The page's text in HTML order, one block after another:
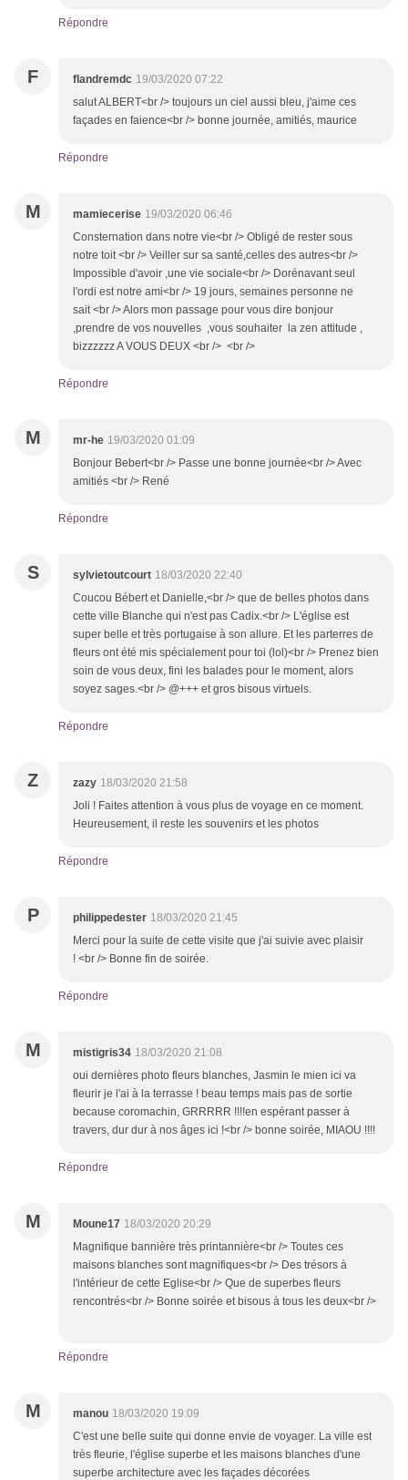
Répondre
F flandremdc 19/03/2020 07:22
salut ALBERT<br /> toujours un ciel aussi bleu, j'aime ces
façades en faience<br /> bonne journée, amitiés, maurice
Répondre
M mamiecerise 19/03/2020 06:46
Consternation dans notre vie<br /> Obligé de rester sous
notre toit <br /> Veiller sur sa santé,celles des autres<br />
Impossible d'avoir ,une vie sociale<br /> Dorénavant seul
l'ordi est notre ami<br /> 19 jours, semaines personne ne
sait <br /> Alors mon passage pour vous dire bonjour
,prendre de vos nouvelles ,vous souhaiter la zen attitude ,
bizzzzzz A VOUS DEUX <br /> <br />
Répondre
M mr-he 19/03/2020 01:09
Bonjour Bebert<br /> Passe une bonne journée<br /> Avec
amitiés <br /> René
Répondre
S sylvietoutcourt 18/03/2020 22:40
Coucou Bébert et Danielle,<br /> que de belles photos dans
cette ville Blanche qui n'est pas Cadix.<br /> L'église est
super belle et très portugaise à son allure. Et les parterres de
fleurs ont été mis spécialement pour toi (lol)<br /> Prenez bien
soin de vous deux, fini les balades pour le moment, alors
soyez sages.<br /> @+++ et gros bisous virtuels.
Répondre
Z zazy 18/03/2020 21:58
Joli ! Faites attention à vous plus de voyage en ce moment.
Heureusement, il reste les souvenirs et les photos
Répondre
P philippedester 18/03/2020 21:45
Merci pour la suite de cette visite que j'ai suivie avec plaisir
! <br /> Bonne fin de soirée.
Répondre
M mistigris34 18/03/2020 21:08
oui dernières photo fleurs blanches, Jasmin le mien ici va
fleurir je l'ai à la terrasse ! beau temps mais pas de sortie
because coromachin, GRRRRR !!!!en espérant passer à
travers, dur dur à nos âges ici !<br /> bonne soirée, MIAOU !!!!
Répondre
M Moune17 18/03/2020 20:29
Magnifique bannière très printannière<br /> Toutes ces
maisons blanches sont magnifiques<br /> Des trésors à
l'intérieur de cette Eglise<br /> Que de superbes fleurs
rencontrés<br /> Bonne soirée et bisous à tous les deux<br />
Répondre
M manou 18/03/2020 19:09
C'est une belle suite qui donne envie de voyager. La ville est
très fleurie, l'église superbe et les maisons blanches d'une
superbe architecture avec les façades décorées